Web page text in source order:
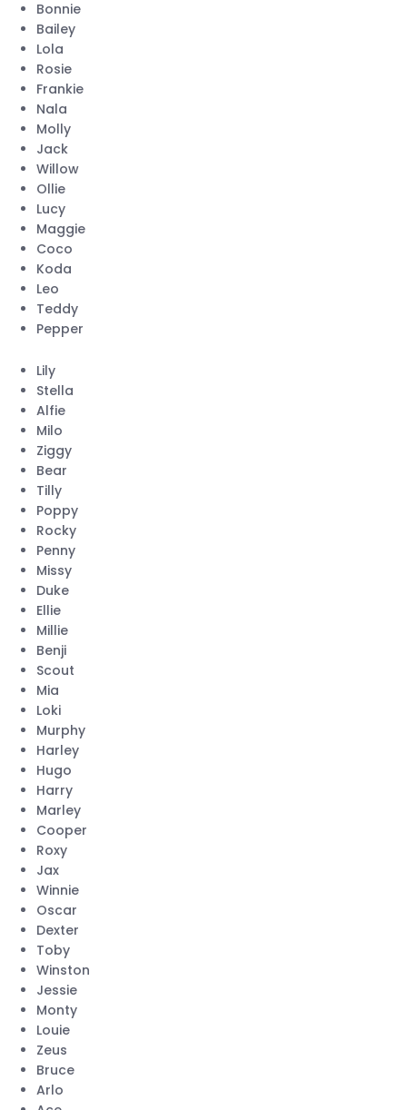
Bonnie
Bailey
Lola
Rosie
Frankie
Nala
Molly
Jack
Willow
Ollie
Lucy
Maggie
Coco
Koda
Leo
Teddy
Pepper
Lily
Stella
Alfie
Milo
Ziggy
Bear
Tilly
Poppy
Rocky
Penny
Missy
Duke
Ellie
Millie
Benji
Scout
Mia
Loki
Murphy
Harley
Hugo
Harry
Marley
Cooper
Roxy
Jax
Winnie
Oscar
Dexter
Toby
Winston
Jessie
Monty
Louie
Zeus
Bruce
Arlo